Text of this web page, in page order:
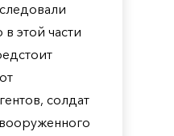
этой части
солдат